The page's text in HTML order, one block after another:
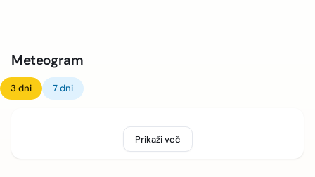
Meteogram
3 dni 7 dni
Prikaži več